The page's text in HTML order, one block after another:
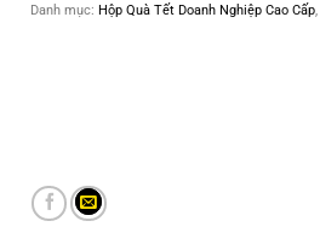
Danh mục: Hộp Quà Tết Doanh Nghiệp Cao Cấp,